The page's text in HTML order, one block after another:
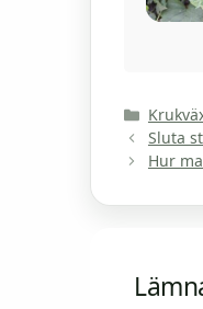
Sluta
Hur